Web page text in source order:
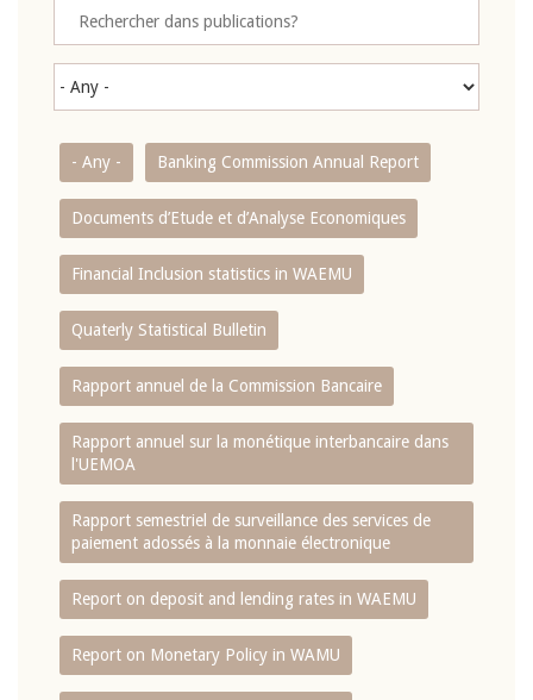
- Any - Banking Commission Annual Report
Documents d’Etude et d’Analyse Economiques
Financial Inclusion statistics in WAEMU
Quaterly Statistical Bulletin
Rapport annuel de la Commission Bancaire
Rapport annuel sur la monétique interbancaire dans
l'UEMOA
Rapport semestriel de surveillance des services de
paiement adossés à la monnaie électronique
Report on deposit and lending rates in WAEMU
Report on Monetary Policy in WAMU